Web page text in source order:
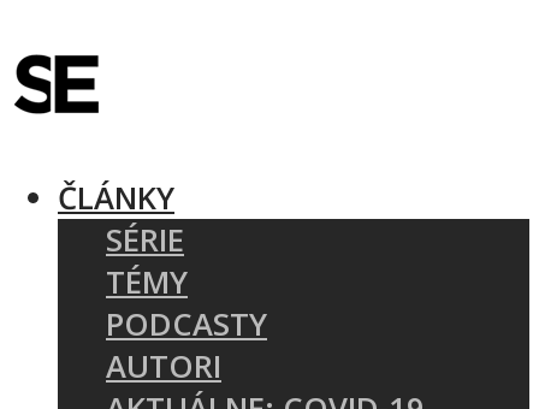
ČLÁNKY
SÉRIE
TÉMY
PODCASTY
AUTORI